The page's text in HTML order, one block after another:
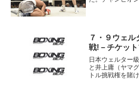
７・９ウェル
戦!－チケッ
日本ウェルター
と井上庸（ヤマ
トル挑戦権を賭